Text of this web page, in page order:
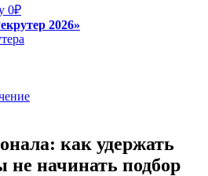
0₽
2026»
как удержать
не начинать подбор